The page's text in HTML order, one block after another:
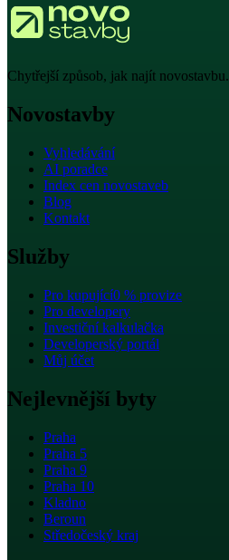
Chytřejší způsob, jak najít novostavbu.
Novostavby
Vyhledávání
AI poradce
Index cen novostaveb
Blog
Kontakt
Služby
Pro kupující0 % provize
Pro developery
Investiční kalkulačka
Developerský portál
Můj účet
Nejlevnější byty
Praha
Praha 5
Praha 9
Praha 10
Kladno
Beroun
Středočeský kraj